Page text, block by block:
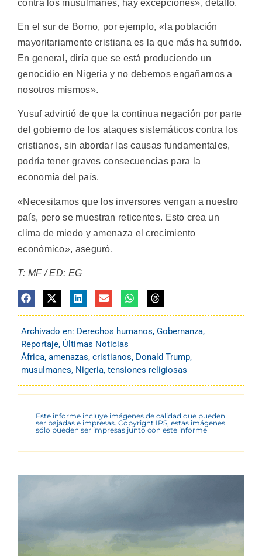
contra los musulmanes, hay excepciones», detalló.
En el sur de Borno, por ejemplo, «la población
mayoritariamente cristiana es la que más ha sufrido.
En general, diría que se está produciendo un
genocidio en Nigeria y no debemos engañarnos a
nosotros mismos».
Yusuf advirtió de que la continua negación por parte
del gobierno de los ataques sistemáticos contra los
cristianos, sin abordar las causas fundamentales,
podría tener graves consecuencias para la
economía del país.
«Necesitamos que los inversores vengan a nuestro
país, pero se muestran reticentes. Esto crea un
clima de miedo y amenaza el crecimiento
económico», aseguró.
T: MF / ED: EG
Archivado en: Derechos humanos, Gobernanza,
Reportaje, Últimas Noticias
África, amenazas, cristianos, Donald Trump,
musulmanes, Nigeria, tensiones religiosas
Este informe incluye imágenes de calidad que pueden
ser bajadas e impresas. Copyright IPS, estas imágenes
sólo pueden ser impresas junto con este informe